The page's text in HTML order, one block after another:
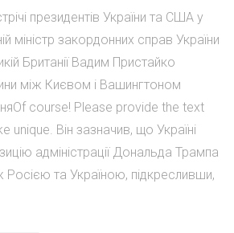
президентів України та США у
міністр закордонних справ України
Британії Вадим Пристайко
між Києвом і Вашингтоном
course! Please provide the text
unique. Він зазначив, що Україні
адміністрації Дональда Трампа
Росією та Україною, підкресливши,